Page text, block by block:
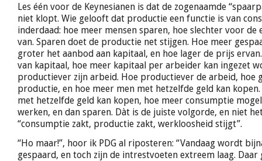
Les één voor de Keynesianen is dat de zogenaamde
niet klopt. Wie gelooft dat productie een functie is van
inderdaad: hoe meer mensen sparen, hoe slechter voor de
van. Sparen doet de productie net stijgen. Hoe meer
groter het aanbod aan kapitaal, en hoe lager de prijs
van kapitaal, hoe meer kapitaal per arbeider kan ingezet
productiever zijn arbeid. Hoe productiever de arbeid, hoe
productie, en hoe meer men met hetzelfde geld kan
met hetzelfde geld kan kopen, hoe meer consumptie
werken, en dan sparen. Dàt is de juiste volgorde, en niet
“consumptie zakt, productie zakt, werkloosheid stijgt”.
“Ho maar!”, hoor ik PDG al riposteren: “Vandaag wordt
gespaard, en toch zijn de intrestvoeten extreem laag. Daar